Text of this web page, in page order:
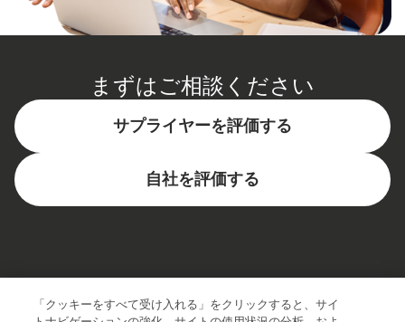
まずはご相談ください
サプライヤーを評価する
自社を評価する
バイヤー企業
「クッキーをすべて受け入れる」をクリックすると、サイ